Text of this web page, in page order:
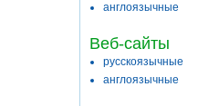
англоязычные
Веб-сайты
русскоязычные
англоязычные